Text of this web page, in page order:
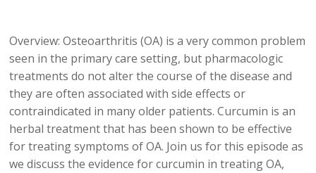
Overview: Osteoarthritis (OA) is a very common problem
seen in the primary care setting, but pharmacologic
treatments do not alter the course of the disease and
they are often associated with side effects or
contraindicated in many older patients. Curcumin is an
herbal treatment that has been shown to be effective
for treating symptoms of OA. Join us for this episode as
we discuss the evidence for curcumin in treating OA,